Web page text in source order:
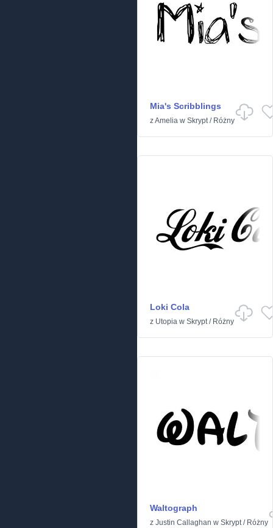
Mia's Scribblings
zAmelia w Skrypt/ Różny
Loki Cola
z Utopia w Skrypt/ Różny
Waltograph
z Justin Callaghan w Skrypt/ Różny